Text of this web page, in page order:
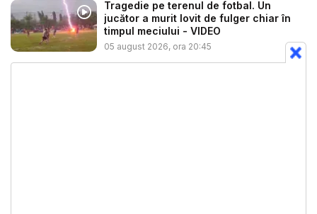
Tragedie pe terenul de fotbal. Un
jucător a murit lovit de fulger chiar în
timpul meciului - VIDEO
05 august 2026, ora 20:45